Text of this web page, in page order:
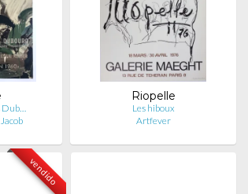
Dub…
Riopelle
Les hiboux
Artfever
vendido